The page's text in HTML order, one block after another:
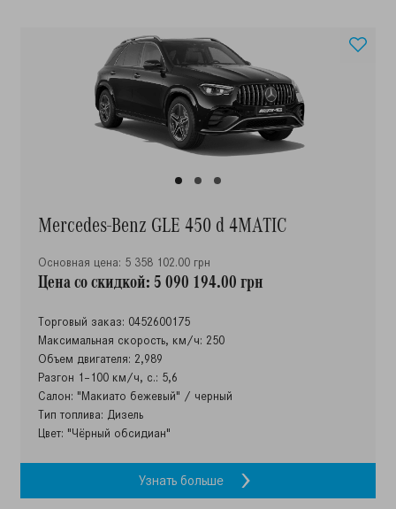
Mercedes-Benz GLE 450 d 4MATIC
Основная цена: 5 358 102.00 грн
Цена со скидкой: 5 090 194.00 грн
Торговый заказ: 0452600175
Максимальная скорость, км/ч: 250
Объем двигателя: 2,989
Разгон 1–100 км/ч, с.: 5,6
Салон: "Макиато бежевый" / черный
Тип топлива: Дизель
Цвет: "Чёрный обсидиан"
Узнать больше